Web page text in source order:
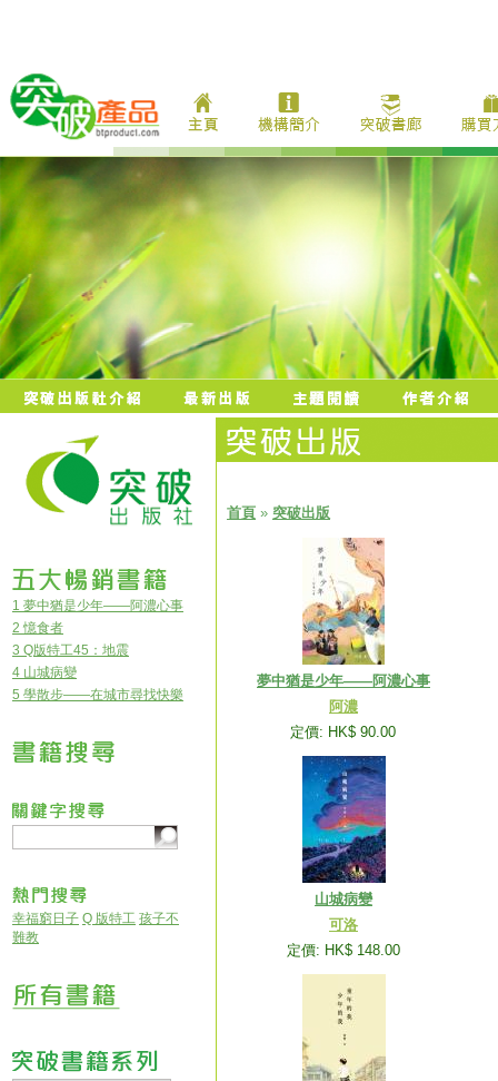
1 夢中猶是少年——阿濃心事
2 憶食者
3 Q版特工45：地震
4 山城病變
5 學散步——在城市尋找快樂
幸福窮日子 Q 版特工 孩子不
難教
首頁 » 突破出版
夢中猶是少年——阿濃心事
阿濃
定價: HK$ 90.00
山城病變
可洛
定價: HK$ 148.00